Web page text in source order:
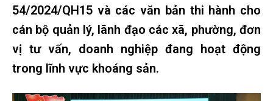
54/2024/QH15 và các văn bản thi hành cho
cán bộ quản lý, lãnh đạo các xã, phường, đơn
vị tư vấn, doanh nghiệp đang hoạt động
trong lĩnh vực khoáng sản.